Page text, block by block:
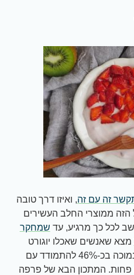
זה עם זה, ואיזו דרך טובה
ממוצרי החלב העשירים
לכל כך מרגיע, עד שמחקר
מצא שאנשים שאכלו יוגורט
בכמויות גבוהות היו בסבירות נמוכה בכ-46% להתמודד עם
פחות. המתכון הבא של פרפה